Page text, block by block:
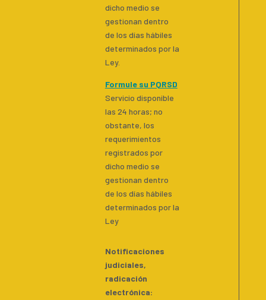
dicho medio se
gestionan dentro
de los días hábiles
determinados por la
Ley.
Formule su PQRSD
Servicio disponible
las 24 horas; no
obstante, los
requerimientos
registrados por
dicho medio se
gestionan dentro
de los días hábiles
determinados por la
Ley
Notificaciones
judiciales,
radicación
electrónica: